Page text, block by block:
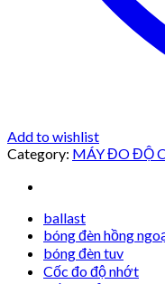
Add to wishlist
Category: MÁY ĐO ĐỘ
ballast
bóng đèn hồng
bóng đèn tuv
Cốc đo độ nhớt